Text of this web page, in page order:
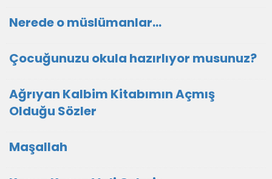
Nerede o müslümanlar...
Çocuğunuzu okula hazırlıyor musunuz?
Ağrıyan Kalbim Kitabımın Açmış
Olduğu Sözler
Maşallah